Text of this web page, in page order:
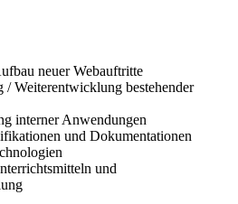
neuer Webauftritte
/ Weiterentwicklung bestehender
interner Anwendungen
und Dokumentationen
und